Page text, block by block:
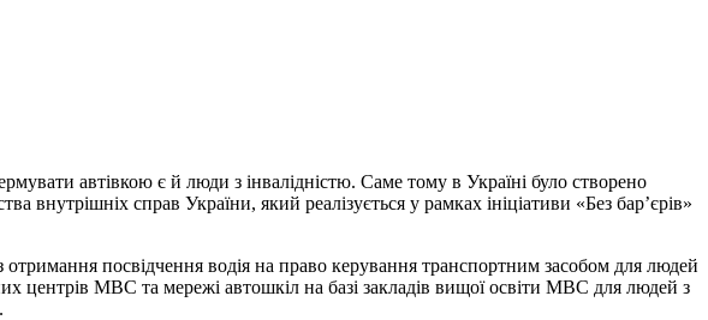
автівкою є й люди з інвалідністю. Саме тому в Україні було створено
внутрішніх справ України, який реалізується у рамках ініціативи «Без бар’єрів»
посвідчення водія на право керування транспортним засобом для людей
центрів МВС та мережі автошкіл на базі закладів вищої освіти МВС для людей з